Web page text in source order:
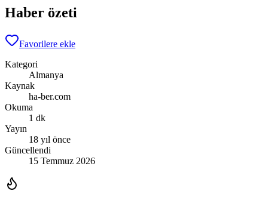
Haber özeti
Favorilere ekle
Kategori
Almanya
Kaynak
ha-ber.com
Okuma
1 dk
Yayın
18 yıl önce
Güncellendi
15 Temmuz 2026